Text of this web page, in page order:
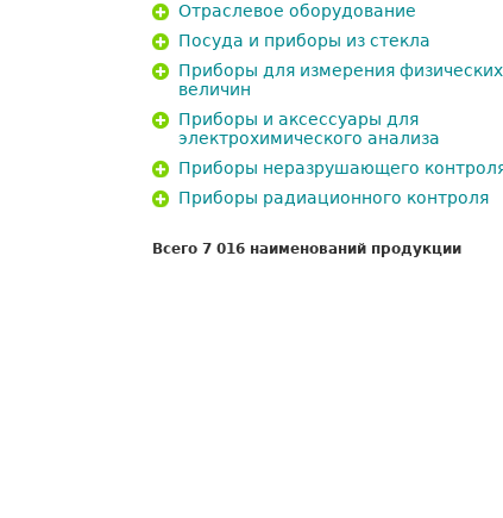
Отраслевое оборудование
Посуда и приборы из стекла
Приборы для измерения физических
величин
Приборы и аксессуары для
электрохимического анализа
Приборы неразрушающего
Приборы радиационного контроля
Всего 7 016 наименований продукции